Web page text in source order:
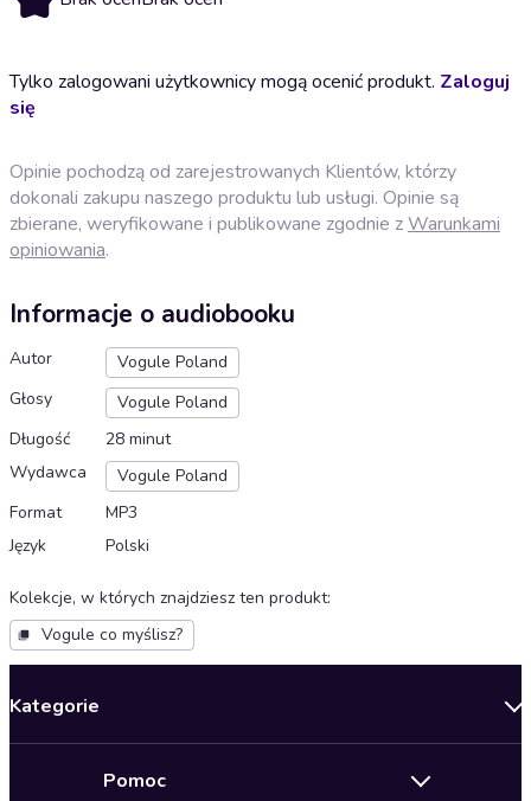
Tylko zalogowani użytkownicy mogą ocenić produkt. Zaloguj
się
Opinie pochodzą od zarejestrowanych Klientów, którzy
dokonali zakupu naszego produktu lub usługi. Opinie są
zbierane, weryfikowane i publikowane zgodnie zWarunkami
opiniowania.
Informacje o audiobooku
Autor
Vogule Poland
Głosy
Vogule Poland
Długość
28 minut
Wydawca
Vogule Poland
Format
MP3
Język
Polski
Kolekcje, w których znajdziesz ten produkt:
Vogule co myślisz?
Kategorie
Pomoc